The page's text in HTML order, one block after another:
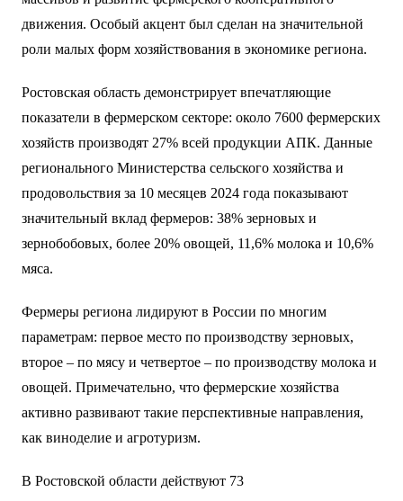
движения. Особый акцент был сделан на значительной
роли малых форм хозяйствования в экономике региона.
Ростовская область демонстрирует впечатляющие
показатели в фермерском секторе: около 7600 фермерских
хозяйств производят 27% всей продукции АПК. Данные
регионального Министерства сельского хозяйства и
продовольствия за 10 месяцев 2024 года показывают
значительный вклад фермеров: 38% зерновых и
зернобобовых, более 20% овощей, 11,6% молока и 10,6%
мяса.
Фермеры региона лидируют в России по многим
параметрам: первое место по производству зерновых,
второе – по мясу и четвертое – по производству молока и
овощей. Примечательно, что фермерские хозяйства
активно развивают такие перспективные направления,
как виноделие и агротуризм.
В Ростовской области действуют 73